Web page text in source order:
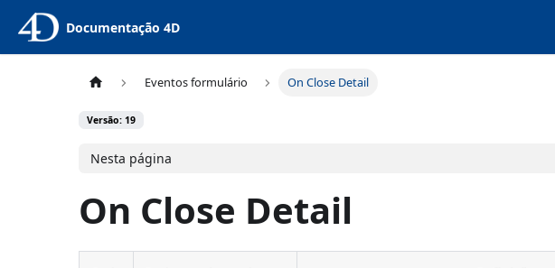
Documentação 4D
Eventos formulário On Close Detail
Versão: 19
Nesta página
On Close Detail